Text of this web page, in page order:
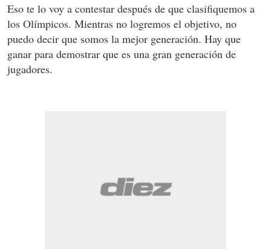
Eso te lo voy a contestar después de que clasifiquemos a
los Olímpicos. Mientras no logremos el objetivo, no
puedo decir que somos la mejor generación. Hay que
ganar para demostrar que es una gran generación de
jugadores.